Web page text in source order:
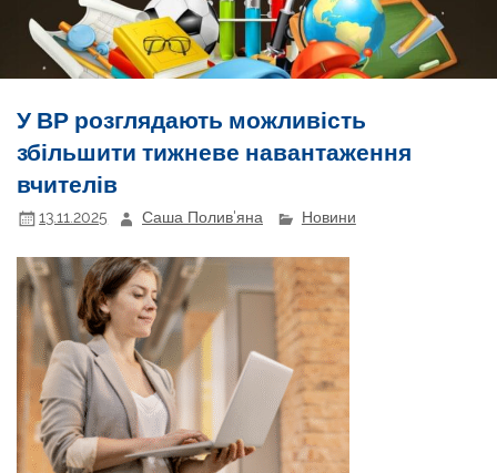
У ВР розглядають можливість
збільшити тижневе навантаження
вчителів
13.11.2025 Саша Полив'яна Новини